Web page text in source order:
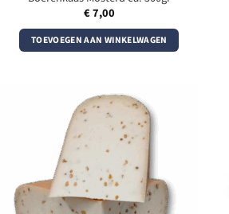
€7,00
TOEVOEGEN AAN WINKELWAGEN